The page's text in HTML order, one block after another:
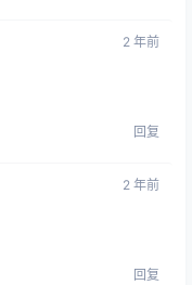
2 年前
回复
2 年前
回复